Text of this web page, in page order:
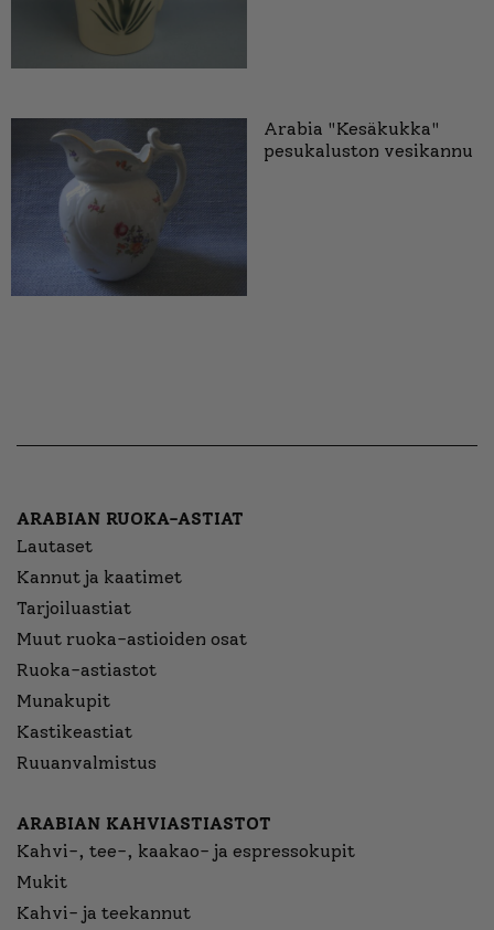
Arabia "Kesäkukka"
pesukaluston vesikannu
ARABIAN RUOKA-ASTIAT
Lautaset
Kannut ja kaatimet
Tarjoiluastiat
Muut ruoka-astioiden osat
Ruoka-astiastot
Munakupit
Kastikeastiat
Ruuanvalmistus
ARABIAN KAHVIASTIASTOT
Kahvi-, tee-, kaakao- ja espressokupit
Mukit
Kahvi- ja teekannut